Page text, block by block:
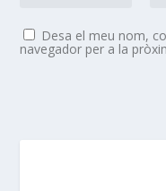
Desa el meu nom,
navegador per a la